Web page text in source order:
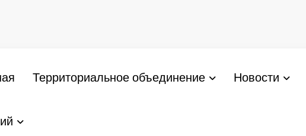
Территориальное объединение Новости